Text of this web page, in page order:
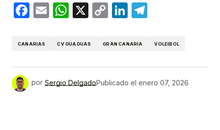
Facebook
EmailWhatsApp
X
CopyLinkedIn
CANARIAS CV GUAGUAS GRAN CANARIA VOLEIBOL
por Sergio DelgadoPublicado el enero 07, 2026